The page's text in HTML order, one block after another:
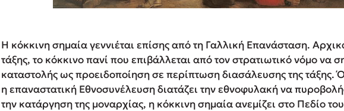
Η κόκκινη σημαία γεννιέται επίσης από τη Γαλλική Επανάσταση.
τάξης, το κόκκινο πανί που επιβάλλεται από τον στρατιωτικό νόμο να
καταστολής ως προειδοποίηση σε περίπτωση διασάλευσης της τάξης.
η επαναστατική Εθνοσυνέλευση διατάζει την εθνοφυλακή να
την κατάργηση της μοναρχίας, η κόκκινη σημαία ανεμίζει στο Πεδίο